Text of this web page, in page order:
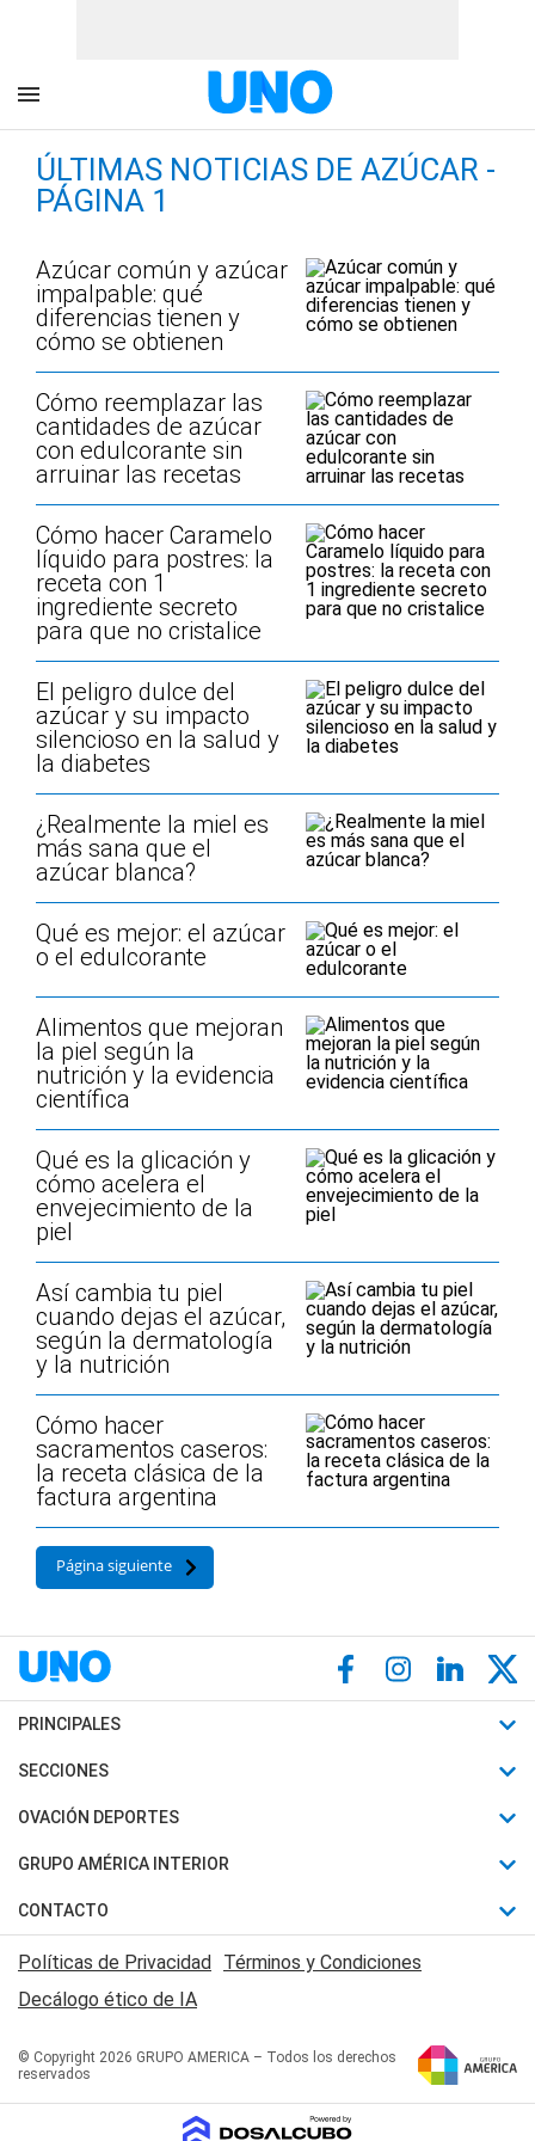
ÚLTIMAS NOTICIAS DE AZÚCAR -
PÁGINA 1
Azúcar común y azúcar
impalpable: qué
diferencias tienen y
cómo se obtienen
Cómo reemplazar las
cantidades de azúcar
con edulcorante sin
arruinar las recetas
Cómo hacer Caramelo
líquido para postres: la
receta con 1
ingrediente secreto
para que no cristalice
El peligro dulce del
azúcar y su impacto
silencioso en la salud y
la diabetes
¿Realmente la miel es
más sana que el
azúcar blanca?
Qué es mejor: el azúcar
o el edulcorante
Alimentos que mejoran
la piel según la
nutrición y la evidencia
científica
Qué es la glicación y
cómo acelera el
envejecimiento de la
piel
Así cambia tu piel
cuando dejas el azúcar,
según la dermatología
y la nutrición
Cómo hacer
sacramentos caseros:
la receta clásica de la
factura argentina
Página siguiente
PRINCIPALES
Últimas Noticias
Política
Judiciales
Economia
SECCIONES
Horóscopo
Motores
Trucos caseros
Series y Películas
Edictos y Solicitadas
OVACIÓN DEPORTES
Fútbol
Mundial
Automovilismo
Rugby
Básquet
GRUPO AMÉRICA INTERIOR
Canal 7 en Vivo
San Juan 8
CONTACTO
Acerca de Nosotros
Contactanos
Políticas de Privacidad Términos y Condiciones
Decálogo ético de IA
© Copyright 2026 GRUPO AMERICA – Todos los derechos
reservados